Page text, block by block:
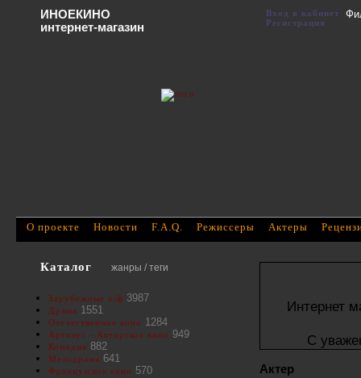
Интернет
С
Актер
Каталог жанры / теги
Зарубежные х/ф 3987
Драма 1551
Отечественное кино 1284
Артхаус - Авторское кино 949
Комедия 882
Мелодрама 641
Французское кино 570
О проекте Новости F.A.Q. Режиссеры Актеры
ИНОЕКИНО
интернет-магазин
Вход в кабинет
Регистрация